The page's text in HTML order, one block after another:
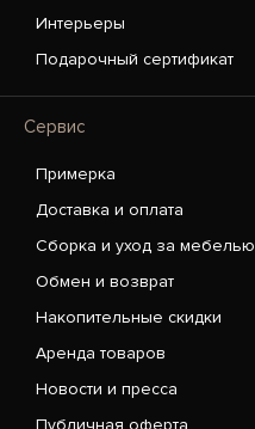
Интерьеры
Подарочный сертификат
Сервис
Примерка
Доставка и оплата
Сборка и уход за мебелью
Обмен и возврат
Накопительные скидки
Аренда товаров
Новости и пресса
Публичная оферта